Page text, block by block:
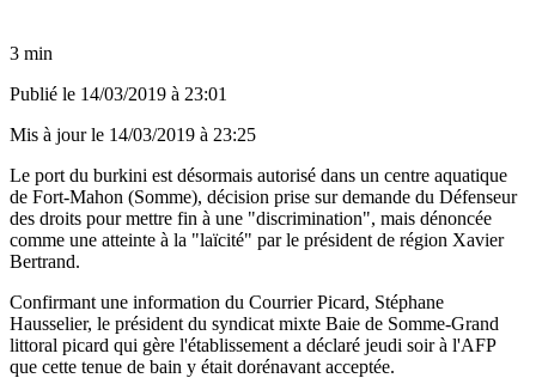
3 min
Publié le 14/03/2019 à 23:01
Mis à jour le 14/03/2019 à 23:25
Le port du burkini est désormais autorisé dans un centre aquatique
de Fort-Mahon (Somme), décision prise sur demande du Défenseur
des droits pour mettre fin à une "discrimination", mais dénoncée
comme une atteinte à la "laïcité" par le président de région Xavier
Bertrand.
Confirmant une information du Courrier Picard, Stéphane
Hausselier, le président du syndicat mixte Baie de Somme-Grand
littoral picard qui gère l'établissement a déclaré jeudi soir à l'AFP
que cette tenue de bain y était dorénavant acceptée.